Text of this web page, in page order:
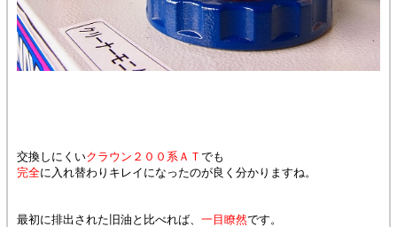
交換しにくいクラウン２００系ＡＴ でも
完全に入れ替わりキレイになったのが良く分かりますね。
最初に排出された旧油と比べれば、 一目瞭然です。